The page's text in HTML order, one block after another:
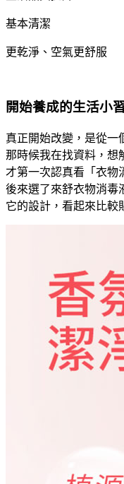
基本清潔
更乾淨、空氣更舒服
開始養成的生活小
真正開始改變，是從一
那時候我在找資料，想
才第一次認真看「衣物
後來選了來舒衣物消毒
它的設計，看起來比較